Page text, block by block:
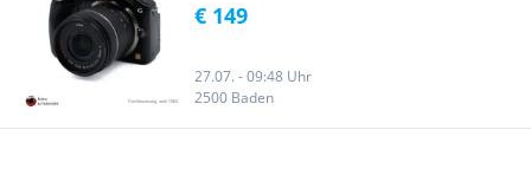
SN:WE4EA001126
€ 149
27.07. - 09:48 Uhr
2500 Baden